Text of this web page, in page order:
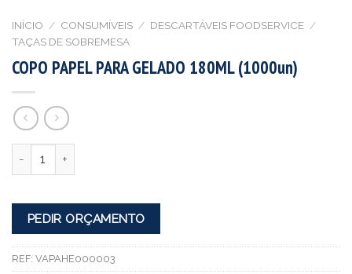
INÍCIO / CONSUMÍVEIS / DESCARTÁVEIS FOODSERVICE /
TAÇAS DE SOBREMESA
COPO PAPEL PARA GELADO 180ML (1000un)
PEDIR ORÇAMENTO
REF: VAPAHE000003